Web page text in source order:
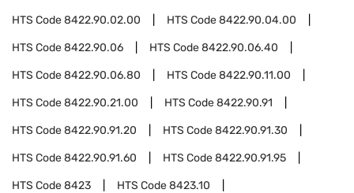
HTS Code8422.90.02.00 HTS Code8422.90.04.00
HTS Code8422.90.06 HTS Code8422.90.06.40
HTS Code8422.90.06.80 HTS Code8422.90.11.00
HTS Code8422.90.21.00 HTS Code8422.90.91
HTS Code8422.90.91.20 HTS Code8422.90.91.30
HTS Code8422.90.91.60 HTS Code8422.90.91.95
HTS Code8423 HTS Code8423.10